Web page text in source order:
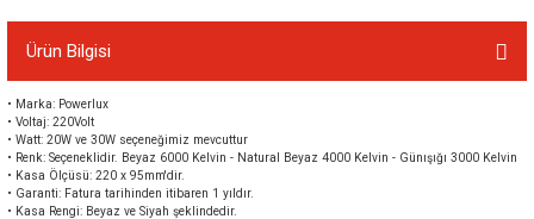
Ürün Bilgisi
• Marka: Powerlux
• Voltaj: 220Volt
• Watt: 20W ve 30W seçeneğimiz mevcuttur
• Renk: Seçeneklidir. Beyaz 6000 Kelvin - Natural Beyaz 4000 Kelvin - Günışığı 3000 Kelvin
• Kasa Ölçüsü: 220 x 95mm'dir.
• Garanti: Fatura tarihinden itibaren 1 yıldır.
• Kasa Rengi: Beyaz ve Siyah şeklindedir.